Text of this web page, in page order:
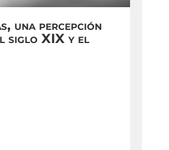
una percepción
siglo XIX y el